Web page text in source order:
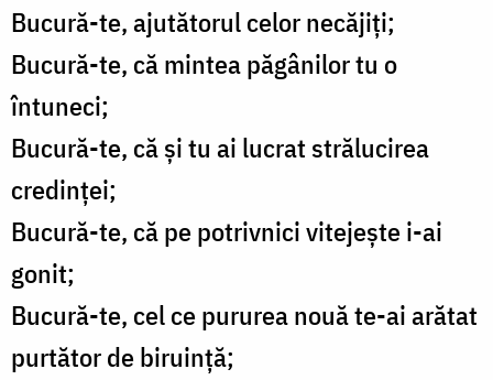
Bucură-te, ajutătorul celor necăjiți;
Bucură-te, că mintea păgânilor tu o
întuneci;
Bucură-te, că și tu ai lucrat strălucirea
credinței;
Bucură-te, că pe potrivnici vitejește i-ai
gonit;
Bucură-te, cel ce pururea nouă te-ai arătat
purtător de biruință;